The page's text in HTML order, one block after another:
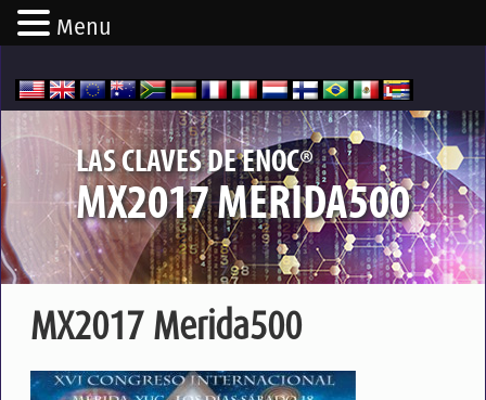
LAS CLAVES DE ENOC®
MX2017 MERIDA500
MX2017 Merida500
Menu